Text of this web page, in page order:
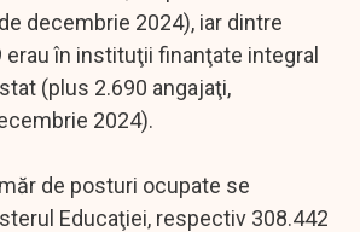
decembrie 2024), iar dintre
erau în instituţii finanţate integral
(plus 2.690 angajaţi,
2024).
de posturi ocupate se
Educaţiei, respectiv 308.442